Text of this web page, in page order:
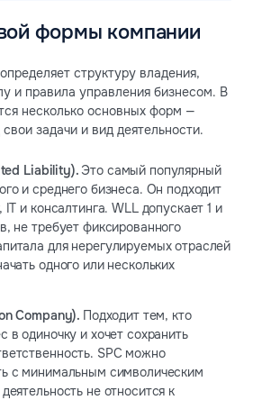
формы компании
структуру владения,
и правила управления бизнесом. В
несколько основных форм —
задачи и вид деятельности.
Liability).Это самый популярный
и среднего бизнеса. Он подходит
и консалтинга. WLL допускает 1 и
не требует фиксированного
для нерегулируемых отраслей
одного или нескольких
Company). Подходит тем, кто
в одиночку и хочет сохранить
SPC можно
с минимальным символическим
не относится к